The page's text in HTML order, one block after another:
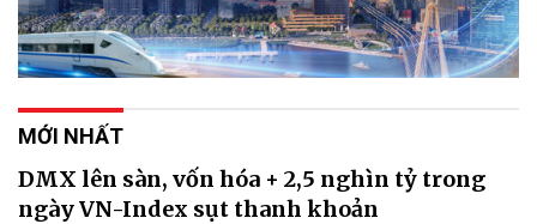
MỚI NHẤT
DMX lên sàn, vốn hóa + 2,5 nghìn tỷ trong
ngày VN-Index sụt thanh khoản